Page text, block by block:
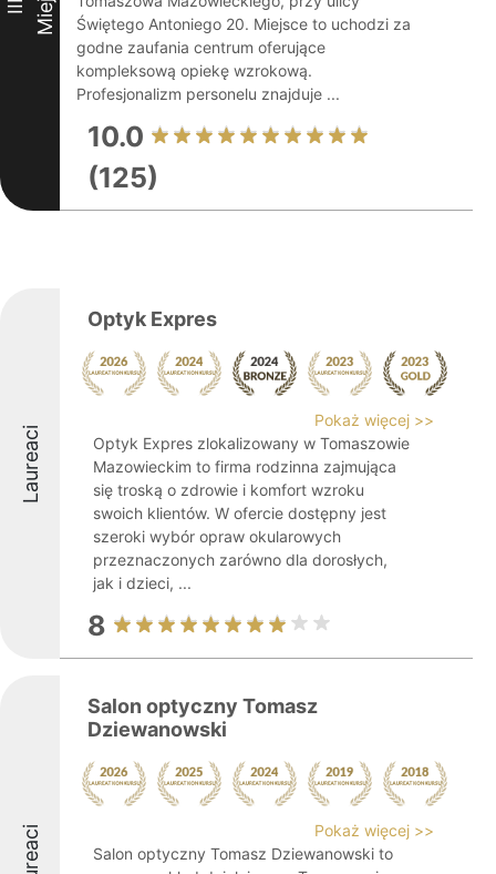
III
Świętego Antoniego 20. Miejsce to uchodzi za
godne zaufania centrum oferujące
kompleksową opiekę wzrokową.
Profesjonalizm personelu znajduje ...
10.0
(125)
Laureaci
Optyk Expres
Pokaż więcej >>
Optyk Expres zlokalizowany w Tomaszowie
Mazowieckim to firma rodzinna zajmująca
się troską o zdrowie i komfort wzroku
swoich klientów. W ofercie dostępny jest
szeroki wybór opraw okularowych
przeznaczonych zarówno dla dorosłych,
jak i dzieci, ...
8
Salon optyczny Tomasz
Dziewanowski
Pokaż więcej >>
Salon optyczny Tomasz Dziewanowski to